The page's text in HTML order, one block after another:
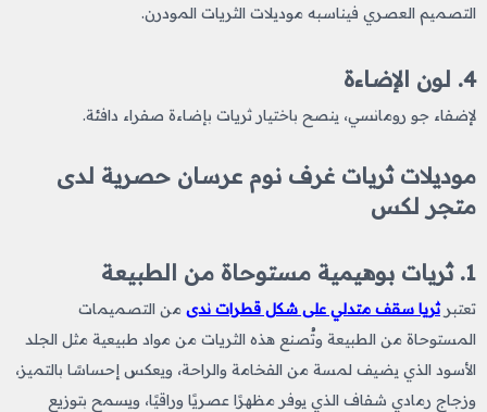
التصميم العصري فيناسبه موديلات الثريات المودرن.
4. لون الإضاءة
لإضفاء جو رومانسي، ينصح باختيار ثريات بإضاءة صفراء دافئة.
موديلات ثريات غرف نوم عرسان حصرية لدى
متجر لكس
1. ثريات بوهيمية مستوحاة من الطبيعة
تعتبرثريا سقف متدلي على شكل قطرات ندى من التصميمات
المستوحاة من الطبيعة وتُصنع هذه الثريات من مواد طبيعية مثل الجلد
الأسود الذي يضيف لمسة من الفخامة والراحة، ويعكس إحساسًا بالتميز،
وزجاج رمادي شفاف الذي يوفر مظهرًا عصريًا وراقيًا، ويسمح بتوزيع